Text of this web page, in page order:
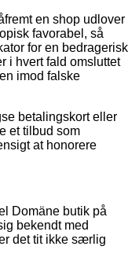
en shop udlover
favorabel, så
for en bedragerisk
i hvert fald omsluttet
imod falske
betalingskort eller
et tilbud som
at honorere
Domäne butik på
bekendt med
det tit ikke særlig